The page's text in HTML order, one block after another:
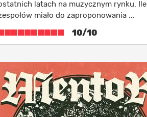
latach na muzycznym rynku. Ile
miało do zaproponowania ...
10/10